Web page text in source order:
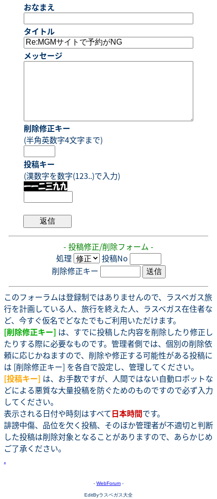
おなまえ
タイトル
メッセージ
削除修正キー
(半角英数字4文字まで)
投稿キー
(漢数字を数字(123..)で入力)
- 投稿修正/削除フォーム -
処理
投稿No
削除修正キー
このフォーラムは登録制ではありませんので、ラスベガス旅
行を計画している人、旅行を終えた人、ラスベガス在住者な
ど、今すぐ仮名でどなたでもご利用いただけます。
[削除修正キー] は、すでに投稿した内容を削除したり修正し
たりする際に必要なものです。管理者側では、個別の削除依
頼に応じかねますので、削除や修正する可能性がある投稿に
は [削除修正キー] を各自で設定し、管理してください。
[投稿キー] は、お手数ですが、人間ではない自動ロボットな
どによる悪質な大量投稿を防ぐためのものですので必ず入力
してください。
表示される日付や時刻はすべて日本時間です。
誹謗中傷、品位を欠く投稿、そのほか管理者が不適切と判断
した投稿は削除対象となることがありますので、あらかじめ
ご了承ください。
.
- WebForum -
EditByラスベガス大全